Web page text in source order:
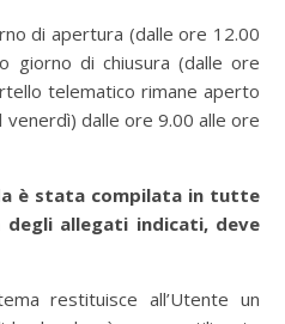
di apertura (dalle ore 12.00
giorno di chiusura (dalle ore
telematico rimane aperto
venerdì) dalle ore 9.00 alle ore
è stata compilata in tutte
allegati indicati, deve
restituisce all’Utente un